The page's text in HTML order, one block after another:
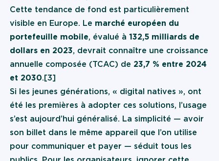
Cette tendance de fond est particulièrement
visible en Europe. Le marché européen du
portefeuille mobile, évalué à 132,5 milliards de
dollars en 2023, devrait connaître une croissance
annuelle composée (TCAC) de 23,7 % entre 2024
et 2030.[3]
Si les jeunes générations, « digital natives », ont
été les premières à adopter ces solutions, l’usage
s’est aujourd’hui généralisé. La simplicité — avoir
son billet dans le même appareil que l’on utilise
pour communiquer et payer — séduit tous les